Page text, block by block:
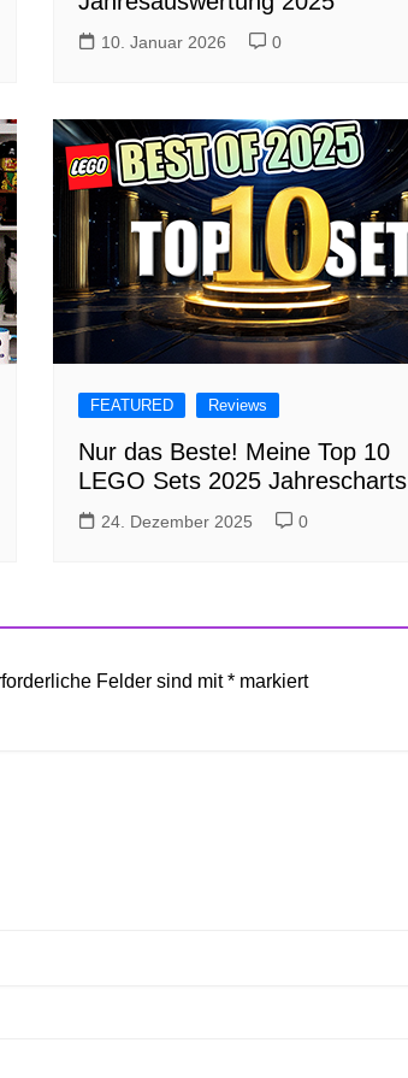
10. Januar 2026 0
FEATURED Reviews
Nur das Beste! Meine Top 10
LEGO Sets 2025 Jahrescharts
24. Dezember 2025 0
Felder sind mit* markiert